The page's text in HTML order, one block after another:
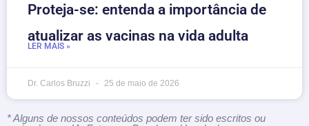
Proteja-se: entenda a importância de
atualizar as vacinas na vida adulta
LER MAIS »
Dr. Carlos Bruzzi 25 de maio de 2026
* Alguns de nossos conteúdos podem ter sido escritos ou